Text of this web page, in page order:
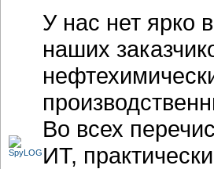
У нас нет ярко
наших
Во всех
ИТ,